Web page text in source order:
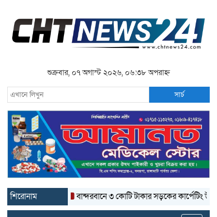
শুক্রবার, ০৭ অগাস্ট ২০২৬, ০৬:৩৮ অপরাহ্ন
সার্চ
শিরোনাম বান্দরবানে ৩ কোটি টাকার সড়কের কার্পেটিং উঠে যাচ্ছে